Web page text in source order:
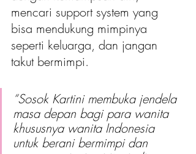
mencari support system yang
bisa mendukung mimpinya
seperti keluarga, dan jangan
takut bermimpi.
“Sosok Kartini membuka jendela
masa depan bagi para wanita
khususnya wanita Indonesia
untuk berani bermimpi dan